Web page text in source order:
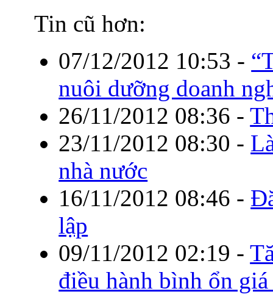
Tin cũ hơn:
07/12/2012 10:53 -
nuôi dưỡng doanh
26/11/2012 08:36 -
23/11/2012 08:30 -
nhà nước
16/11/2012 08:46 -
lập
09/11/2012 02:19 -
điều hành bình ổn